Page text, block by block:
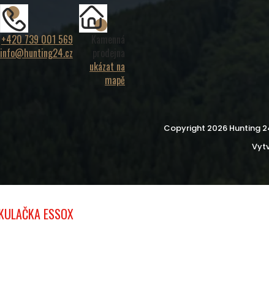
+420 739 001 569
info@hunting24.cz
Kamenná
prodejna
ukázat na
mapě
Copyright 2026 Hunting
ESSOX